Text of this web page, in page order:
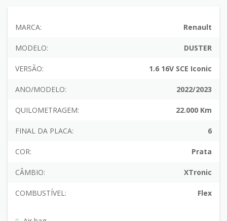
MARCA: Renault
MODELO: DUSTER
VERSÃO: 1.6 16V SCE Iconic
ANO/MODELO: 2022/2023
QUILOMETRAGEM: 22.000 Km
FINAL DA PLACA: 6
COR: Prata
CÂMBIO: XTronic
COMBUSTÍVEL: Flex